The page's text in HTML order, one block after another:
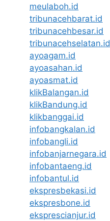
meulaboh.id
tribunacehbarat.id
tribunacehbesar.id
tribunacehselatan.id
ayoagam.id
ayoasahan.id
ayoasmat.id
klikBalangan.id
klikBandung.id
klikbanggai.id
infobangkalan.id
infobangli.id
infobanjarnegara.id
infobantaeng.id
infobantul.id
ekspresbekasi.id
ekspresbone.id
eksprescianjur.id